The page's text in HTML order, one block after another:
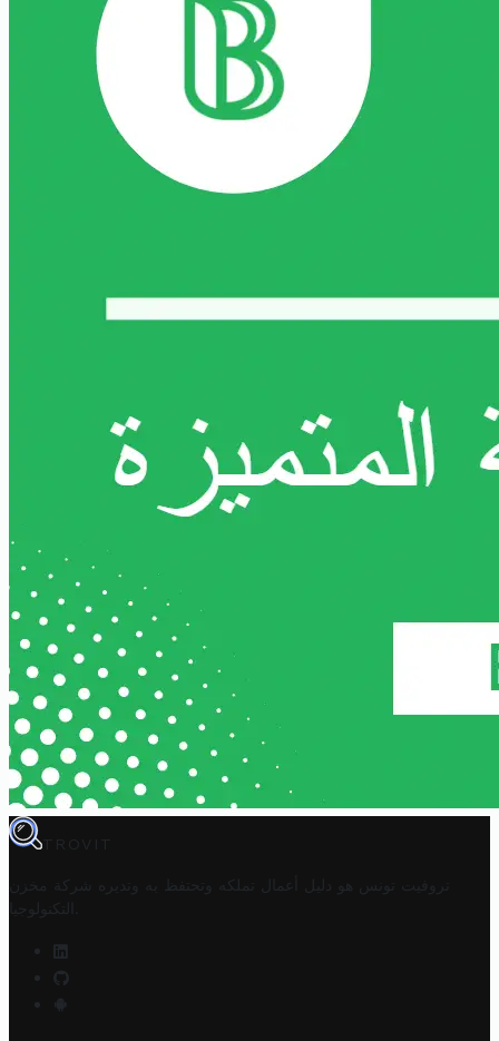
TROVIT
تروفيت تونس هو دليل أعمال تملكه وتحتفظ به وتديره
شركة مخزن
التكنولوجيا